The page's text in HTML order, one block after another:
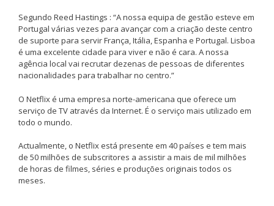
Segundo Reed Hastings : “A nossa equipa de gestão esteve em
Portugal várias vezes para avançar com a criação deste centro
de suporte para servir França, Itália, Espanha e Portugal. Lisboa
é uma excelente cidade para viver e não é cara. A nossa
agência local vai recrutar dezenas de pessoas de diferentes
nacionalidades para trabalhar no centro.”
O Netflix é uma empresa norte-americana que oferece um
serviço de TV através da Internet. É o serviço mais utilizado em
todo o mundo.
Actualmente, o Netflix está presente em 40 países e tem mais
de 50 milhões de subscritores a assistir a mais de mil milhões
de horas de filmes, séries e produções originais todos os
meses.